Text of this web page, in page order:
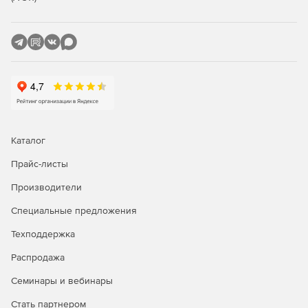
распределение заказов между курьерами, оценка
Сервисы доставки: автоматическое определение зон
Транспортные и экспедиционные компании:
грузов, проверка доступности дорог, исключение
магазинами, анализ транспортной доступности точек
подачи автомобиля, прогнозирование длительности
поездки, расчет стоимости по расстоянию и времени.
Каталог
Прайс-листы
Производители
Специальные предложения
Техподдержка
Распродажа
Семинары и вебинары
Стать партнером